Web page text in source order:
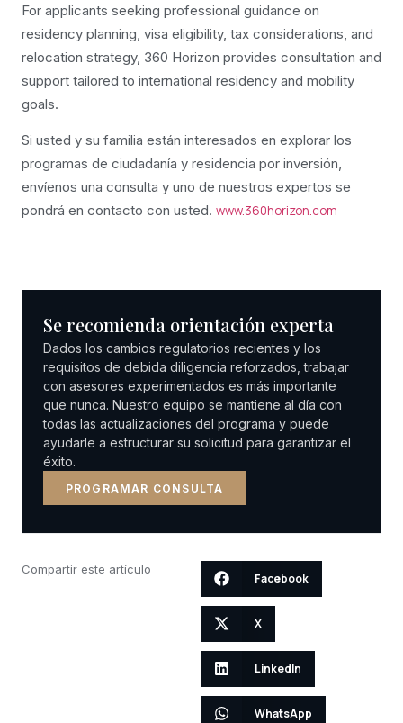
For applicants seeking professional guidance on
residency planning, visa eligibility, tax considerations, and
relocation strategy, 360 Horizon provides consultation and
support tailored to international residency and mobility
goals.
Si usted y su familia están interesados en explorar los
programas de ciudadanía y residencia por inversión,
envíenos una consulta y uno de nuestros expertos se
pondrá en contacto con usted. www.360horizon.com
Se recomienda orientación experta
Dados los cambios regulatorios recientes y los
requisitos de debida diligencia reforzados, trabajar
con asesores experimentados es más importante
que nunca. Nuestro equipo se mantiene al día con
todas las actualizaciones del programa y puede
ayudarle a estructurar su solicitud para garantizar el
éxito.
PROGRAMAR CONSULTA
Compartir este artículo
Facebook
X
LinkedIn
WhatsApp